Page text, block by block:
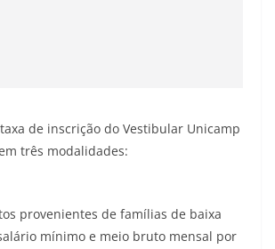
de inscrição do Vestibular Unicamp
três modalidades:
provenientes de famílias de baixa
mínimo e meio bruto mensal por